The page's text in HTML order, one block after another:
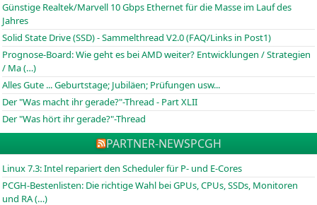
Günstige Realtek/Marvell 10 Gbps Ethernet für die Masse im Lauf des
Jahres
Solid State Drive (SSD) - Sammelthread V2.0 (FAQ/Links in Post1)
Prognose-Board: Wie geht es bei AMD weiter? Entwicklungen / Strategien
/ Ma (…)
Alles Gute ... Geburtstage; Jubiläen; Prüfungen usw...
Der "Was macht ihr gerade?"-Thread - Part XLII
Der "Was hört ihr gerade?"-Thread
PARTNER-NEWSPCGH
Linux 7.3: Intel repariert den Scheduler für P- und E-Cores
PCGH-Bestenlisten: Die richtige Wahl bei GPUs, CPUs, SSDs, Monitoren
und RA (…)